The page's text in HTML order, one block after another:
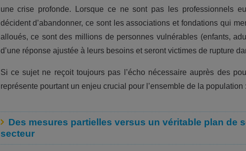
une crise profonde. Lorsque ce ne sont pas les professionnels
décident d’abandonner, ce sont les associations et fondations qui
alloués, ce sont des millions de personnes vulnérables (enfants,
d’une réponse ajustée à leurs besoins et seront victimes de rupture
Si ce sujet ne reçoit toujours pas l’écho nécessaire auprès des
représente pourtant un enjeu crucial pour l’ensemble de la population :
Des mesures partielles versus un véritable plan de
secteur